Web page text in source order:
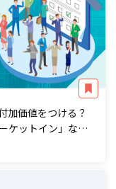
加価値をつける？
ケットイン」な商